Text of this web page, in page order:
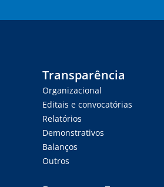
Transparência
Organizacional
Editais e convocatórias
Relatórios
Demonstrativos
Balanços
Outros